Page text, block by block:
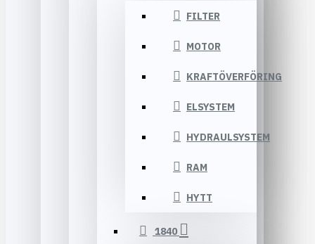
FILTER
MOTOR
KRAFTÖVERFÖRING
ELSYSTEM
HYDRAULSYSTEM
RAM
HYTT
1840